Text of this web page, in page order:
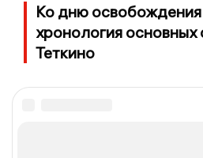
Ко дню
хронология основных
Теткино